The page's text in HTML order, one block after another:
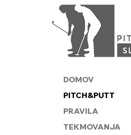
DOMOV
PITCH&PUTT
PRAVILA
TEKMOVANJA